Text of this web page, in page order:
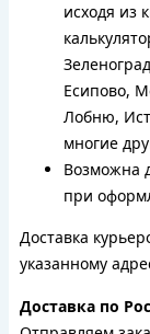
исходя из
Есипово,
Лобню,
многие
Возможна
при
Доставка
указанному
Доставка по